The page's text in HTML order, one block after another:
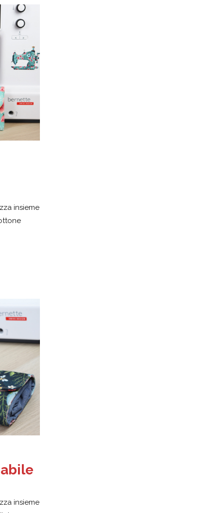
insieme
insieme